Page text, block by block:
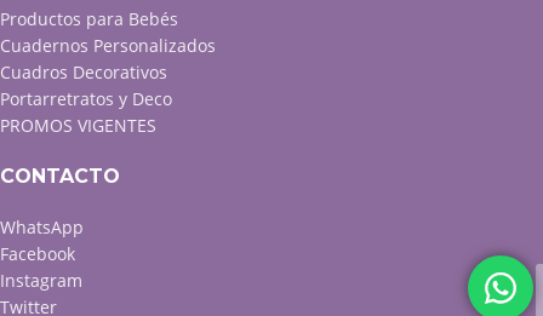
Productos para Bebés
Cuadernos Personalizados
Cuadros Decorativos
Portarretratos y Deco
PROMOS VIGENTES
CONTACTO
WhatsApp
Facebook
Instagram
Twitter